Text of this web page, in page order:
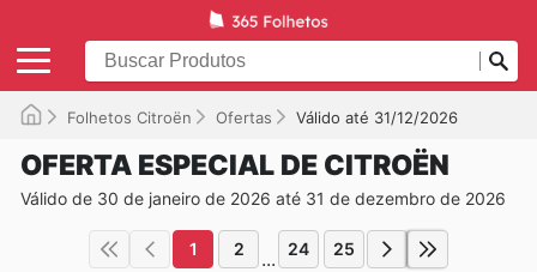
Folhetos Citroën Ofertas Válido até 31/12/2026
OFERTA ESPECIAL DE CITROËN
Válido de 30 de janeiro de 2026 até 31 de dezembro de 2026
1 2 ... 24 25